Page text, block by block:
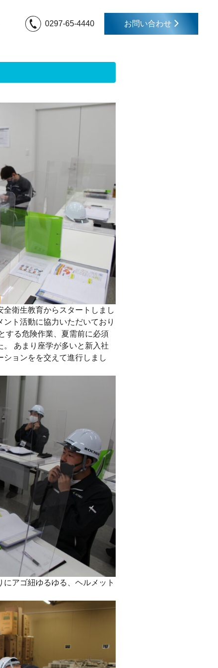
0297-65-4440 お問い合わせ
衛生教育からスタートしまし
ト活動に協力いただいており
する危険作業、夏需前に必須
あまり座学が多いと新入社
ションをを交えて進行しまし
アゴ紐ゆるゆる、ヘルメット